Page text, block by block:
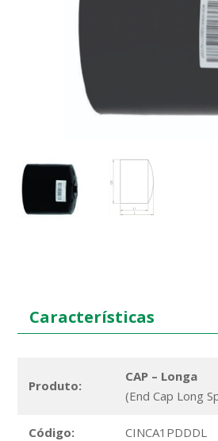
Características
Produto:
CAP – Longa
(End Cap Long
Código: CINCA1PDDDL